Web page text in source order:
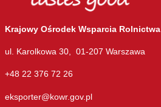
Krajowy Ośrodek Wsparcia Rolnictwa
ul. Karolkowa 30, 01-207 Warszawa
+48 22 376 72 26
eksporter@kowr.gov.pl